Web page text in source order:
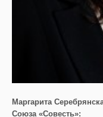
Маргарита
Союза «Совесть»: